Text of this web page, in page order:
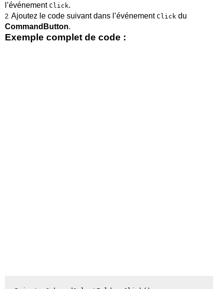
l’événement Click.
2 Ajoutez le code suivant dans l’événement Click du
CommandButton.
Exemple complet de code :